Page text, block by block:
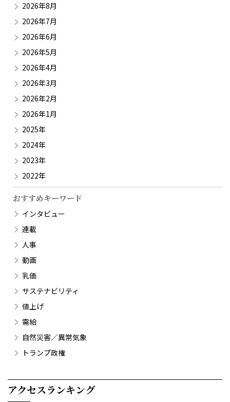
2026年8月
2026年7月
2026年6月
2026年5月
2026年4月
2026年3月
2026年2月
2026年1月
2025年
2024年
2023年
2022年
おすすめキーワード
インタビュー
連載
人事
動画
乳価
サステナビリティ
値上げ
需給
自然災害／異常気象
トランプ政権
アクセスランキング